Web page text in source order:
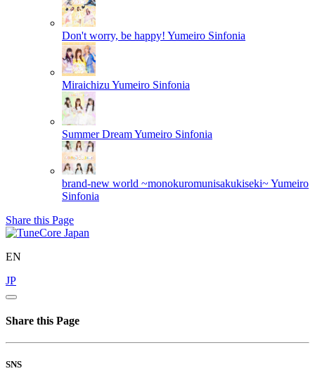
Don't worry, be happy! Yumeiro Sinfonia
Miraichizu Yumeiro Sinfonia
Summer DreamYumeiro Sinfonia
brand-new world ~monokuromunisakukiseki~Yumeiro
Sinfonia
Share this Page
EN
JP
Share this Page
SNS